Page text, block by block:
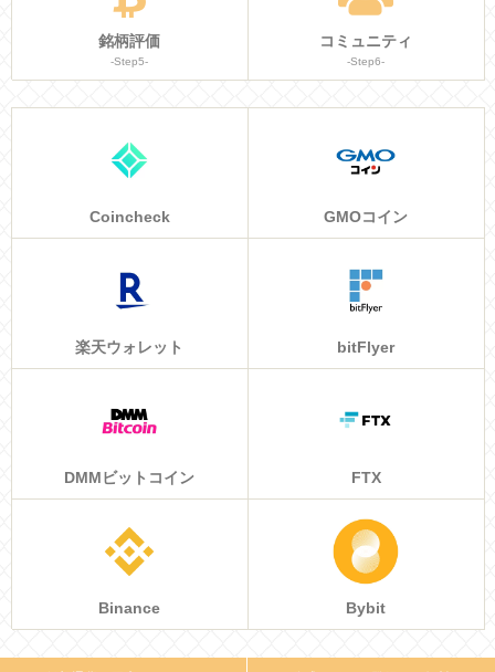
銘柄評価
-Step5-
コミュニティ
-Step6-
Coincheck GMOコイン
楽天ウォレット bitFlyer
DMMビットコイン FTX
Binance Bybit